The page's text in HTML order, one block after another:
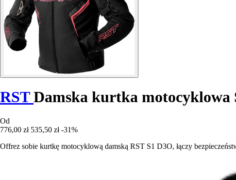
RSTDamska kurtka motocyklowa
Od
776,00 zł 535,50 zł -31%
Offrez sobie kurtkę motocyklową damską RST S1 D3O, łączy